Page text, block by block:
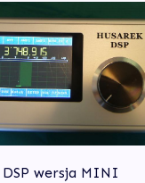
DSP wersja MINI